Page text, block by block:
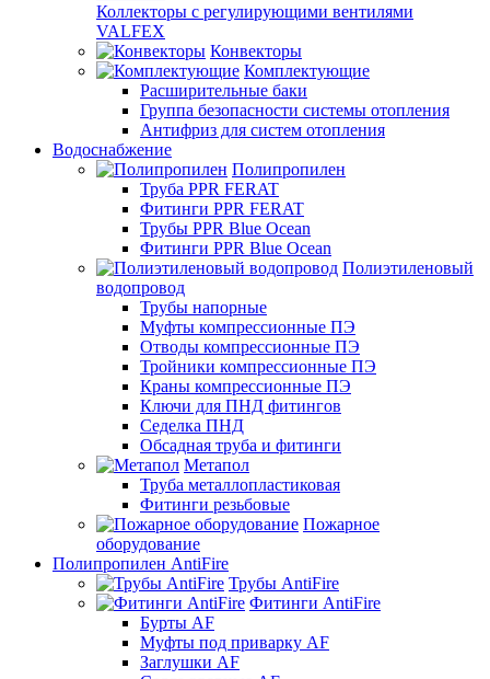
Коллекторы с регулирующими вентилями
VALFEX
Конвекторы
Комплектующие
Расширительные баки
Группа безопасности системы отопления
Антифриз для систем отопления
Водоснабжение
Полипропилен
Труба PPR FERAT
Фитинги PPR FERAT
Трубы PPR Blue Ocean
Фитинги PPR Blue Ocean
Полиэтиленовый
водопровод
Трубы напорные
Муфты компрессионные ПЭ
Отводы компрессионные ПЭ
Тройники компрессионные ПЭ
Краны компрессионные ПЭ
Ключи для ПНД фитингов
Седелка ПНД
Обсадная труба и фитинги
Метапол
Труба металлопластиковая
Фитинги резьбовые
Пожарное
оборудование
Полипропилен AntiFire
Трубы AntiFire
Фитинги AntiFire
Бурты AF
Муфты под приварку AF
Заглушки AF